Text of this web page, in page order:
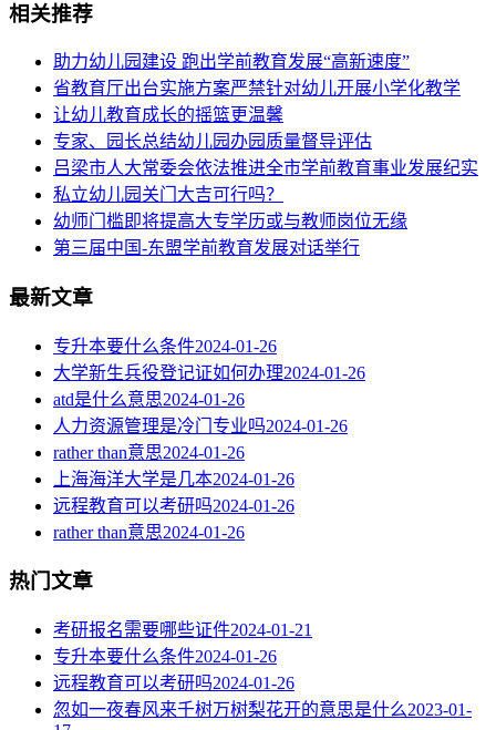
相关推荐
助力幼儿园建设 跑出学前教育发展“高新速度”
省教育厅出台实施方案严禁针对幼儿开展小学化教学
让幼儿教育成长的摇篮更温馨
专家、园长总结幼儿园办园质量督导评估
吕梁市人大常委会依法推进全市学前教育事业发展纪实
私立幼儿园关门大吉可行吗？
幼师门槛即将提高大专学历或与教师岗位无缘
第三届中国-东盟学前教育发展对话举行
最新文章
专升本要什么条件2024-01-26
大学新生兵役登记证如何办理2024-01-26
atd是什么意思2024-01-26
人力资源管理是冷门专业吗2024-01-26
rather than意思2024-01-26
上海海洋大学是几本2024-01-26
远程教育可以考研吗2024-01-26
rather than意思2024-01-26
热门文章
考研报名需要哪些证件2024-01-21
专升本要什么条件2024-01-26
远程教育可以考研吗2024-01-26
忽如一夜春风来千树万树梨花开的意思是什么2023-01-